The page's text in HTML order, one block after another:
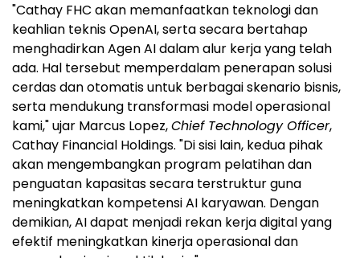
"Cathay FHC akan memanfaatkan teknologi dan
keahlian teknis OpenAI, serta secara bertahap
menghadirkan Agen AI dalam alur kerja yang telah
ada. Hal tersebut memperdalam penerapan solusi
cerdas dan otomatis untuk berbagai skenario bisnis,
serta mendukung transformasi model operasional
kami," ujar Marcus Lopez,Chief Technology Officer,
Cathay Financial Holdings. "Di sisi lain, kedua pihak
akan mengembangkan program pelatihan dan
penguatan kapasitas secara terstruktur guna
meningkatkan kompetensi AI karyawan. Dengan
demikian, AI dapat menjadi rekan kerja digital yang
efektif meningkatkan kinerja operasional dan